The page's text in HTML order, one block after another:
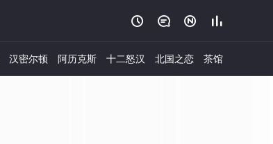
   
汉密尔顿 阿历克斯 十二怒汉 北国之恋 茶馆